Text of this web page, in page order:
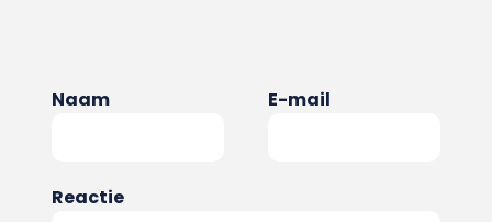
Naam E-mail
Reactie